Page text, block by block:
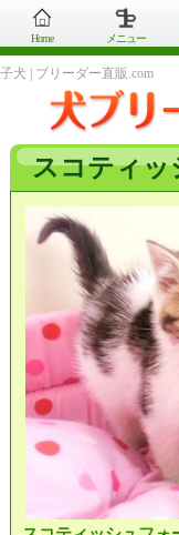
Home メニュー
子犬 | ブリーダー直販.com
スコティッ